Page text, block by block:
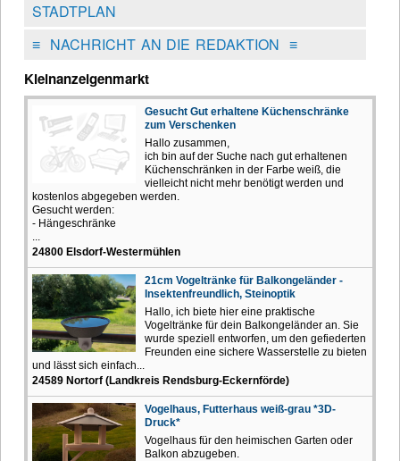
STADTPLAN
≡NACHRICHT AN DIE REDAKTION ≡
Kleinanzeigenmarkt
Gesucht Gut erhaltene Küchenschränke
zum Verschenken
Hallo zusammen,
ich bin auf der Suche nach gut erhaltenen
Küchenschränken in der Farbe weiß, die
vielleicht nicht mehr benötigt werden und
kostenlos abgegeben werden.
Gesucht werden:
- Hängeschränke
24800 Elsdorf-Westermühlen
21cm Vogeltränke für Balkongeländer -
Insektenfreundlich, Steinoptik
Hallo, ich biete hier eine praktische
Vogeltränke für dein Balkongeländer an. Sie
wurde speziell entworfen, um den gefiederten
Freunden eine sichere Wasserstelle zu bieten
und lässt sich einfach...
24589 Nortorf (Landkreis Rendsburg-Eckernförde)
Vogelhaus, Futterhaus weiß-grau *3D-
Druck*
Vogelhaus für den heimischen Garten oder
Balkon abzugeben.